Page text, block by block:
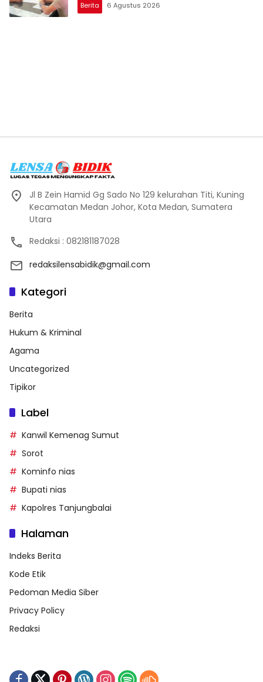
Berita 6 Agustus 2026
Jl B Zein Hamid Gg Sado No 129 kelurahan Titi, Kuning
Kecamatan Medan Johor, Kota Medan, Sumatera
Utara
Redaksi : 082181187028
redaksilensabidik@gmail.com
Kategori
Berita
Hukum & Kriminal
Agama
Uncategorized
Tipikor
Label
Kanwil Kemenag Sumut
Sorot
Kominfo nias
Bupati nias
Kapolres Tanjungbalai
Halaman
Indeks Berita
Kode Etik
Pedoman Media Siber
Privacy Policy
Redaksi